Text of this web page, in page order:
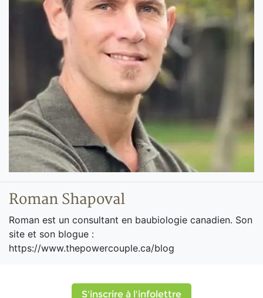
Roman Shapoval
Roman est un consultant en baubiologie canadien. Son
site et son blogue :
https://www.thepowercouple.ca/blog
S'inscrire à l'infolettre